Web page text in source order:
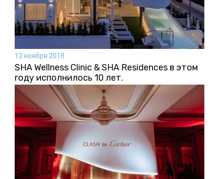
12 ноября 2018
SHA Wellness Clinic & SHA Residences в этом
году исполнилось 10 лет.